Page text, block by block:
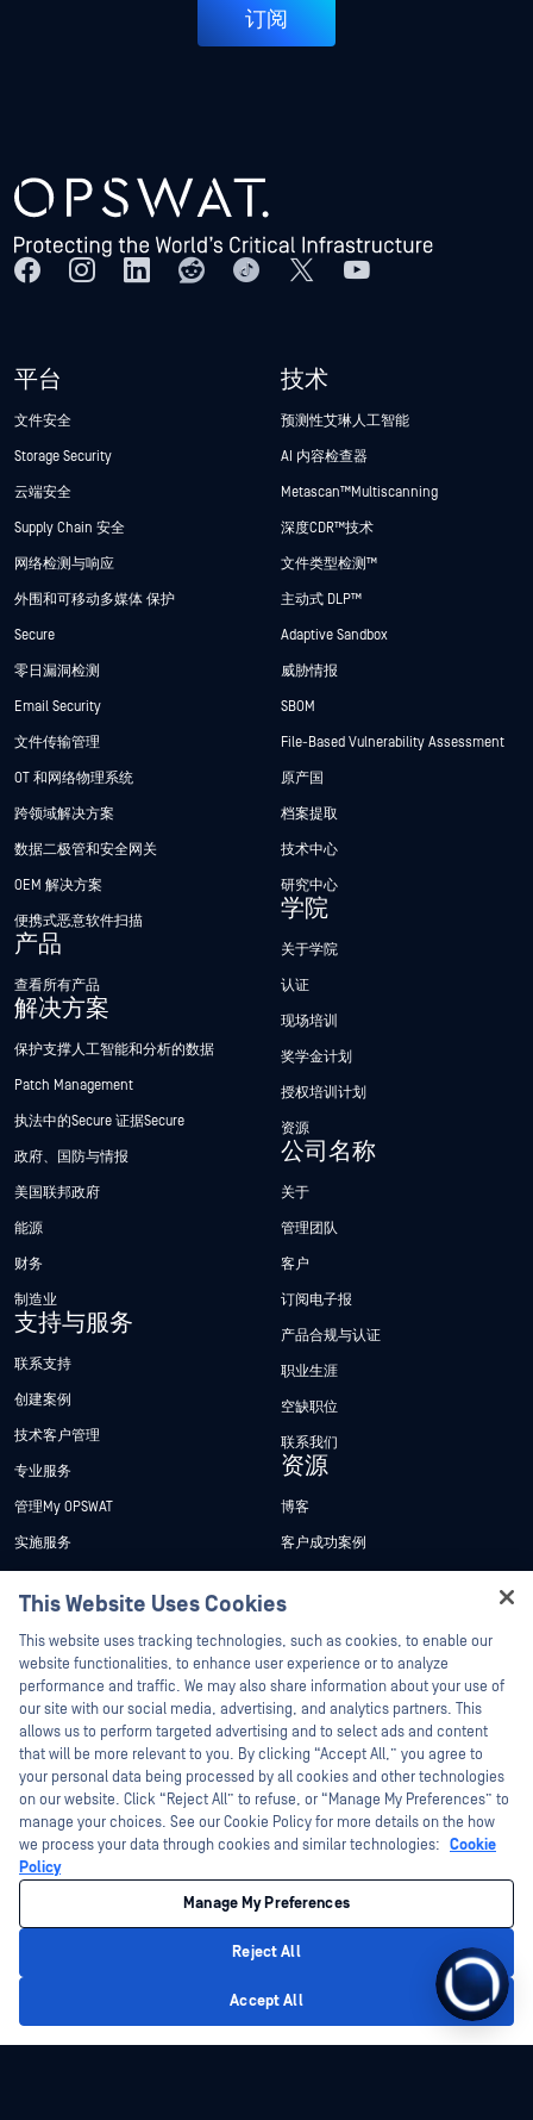
订阅
平台
文件安全
Storage Security
云端安全
Supply Chain 安全
网络检测与响应
外围和可移动多媒体 保护
Secure
零日漏洞检测
Email Security
文件传输管理
OT 和网络物理系统
跨领域解决方案
数据二极管和安全网关
OEM 解决方案
便携式恶意软件扫描
产品
查看所有产品
解决方案
保护支撑人工智能和分析的数据
Patch Management
执法中的Secure 证据Secure
政府、国防与情报
美国联邦政府
能源
财务
制造业
支持与服务
联系支持
创建案例
技术客户管理
专业服务
管理My OPSWAT
实施服务
技术文档
培训
漏洞计划
合作伙伴
认证
技术合作伙伴
渠道合作伙伴计划
技术
预测性艾琳人工智能
AI 内容检查器
Metascan™ Multiscanning
深度CDR™技术
文件类型检测™
主动式 DLP™
Adaptive Sandbox
威胁情报
SBOM
File-Based Vulnerability Assessment
原产国
档案提取
技术中心
研究中心
学院
关于学院
认证
现场培训
奖学金计划
授权培训计划
资源
公司名称
关于
管理团队
客户
订阅电子报
产品合规与认证
职业生涯
空缺职位
联系我们
资源
博客
客户成功案例
新闻报道
活动
网络研讨会
产品型录
白皮书
免费工具
©2026OPSWAT . 保留所有权利。OPSWAT、MetaDefender、Metascan、
MetaAccess、OPSWAT 、"不信任文件，不信任设备"、"OPSWAT "、"保护全球关
键基础设施"、"Deep CDR™技术"、"InQuest"、"InQuest标
识"、"DFI"、"RetroHunt"、"深度文件检测"及"加入追踪"OPSWAT 的商标。第三方
管理 Cookie 偏好 您的加州隐私选择
This Website Uses Cookies
This website uses tracking technologies, such as cookies, to enable our
website functionalities, to enhance user experience or to analyze
performance and traffic. We may also share information about your use of
our site with our social media, advertising, and analytics partners. This
allows us to perform targeted advertising and to select ads and content
that will be more relevant to you. By clicking “Accept All,” you agree to
your personal data being processed by all cookies and other technologies
on our website. Click “Reject All” to refuse, or “Manage My Preferences” to
manage your choices. See our Cookie Policy for more details on the how
we process your data through cookies and similar technologies: Cookie
Policy
Manage My Preferences
Reject All
Accept All